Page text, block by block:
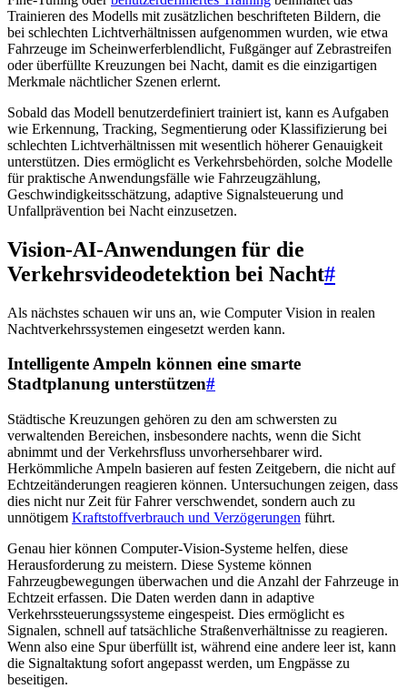
Trainieren des Modells mit zusätzlichen beschrifteten Bildern, die
bei schlechten Lichtverhältnissen aufgenommen wurden, wie etwa
Fahrzeuge im Scheinwerferblendlicht, Fußgänger auf Zebrastreifen
oder überfüllte Kreuzungen bei Nacht, damit es die einzigartigen
Merkmale nächtlicher Szenen erlernt.
Sobald das Modell benutzerdefiniert trainiert ist, kann es Aufgaben
wie Erkennung, Tracking, Segmentierung oder Klassifizierung bei
schlechten Lichtverhältnissen mit wesentlich höherer Genauigkeit
unterstützen. Dies ermöglicht es Verkehrsbehörden, solche Modelle
für praktische Anwendungsfälle wie Fahrzeugzählung,
Geschwindigkeitsschätzung, adaptive Signalsteuerung und
Unfallprävention bei Nacht einzusetzen.
Vision-AI-Anwendungen für die
Verkehrsvideodetektion bei Nacht#
Als nächstes schauen wir uns an, wie Computer Vision in realen
Nachtverkehrssystemen eingesetzt werden kann.
Intelligente Ampeln können eine smarte
Stadtplanung unterstützen#
Städtische Kreuzungen gehören zu den am schwersten zu
verwaltenden Bereichen, insbesondere nachts, wenn die Sicht
abnimmt und der Verkehrsfluss unvorhersehbarer wird.
Herkömmliche Ampeln basieren auf festen Zeitgebern, die nicht auf
Echtzeitänderungen reagieren können. Untersuchungen zeigen, dass
dies nicht nur Zeit für Fahrer verschwendet, sondern auch zu
unnötigem Kraftstoffverbrauch und Verzögerungen führt.
Genau hier können Computer-Vision-Systeme helfen, diese
Herausforderung zu meistern. Diese Systeme können
Fahrzeugbewegungen überwachen und die Anzahl der Fahrzeuge in
Echtzeit erfassen. Die Daten werden dann in adaptive
Verkehrssteuerungssysteme eingespeist. Dies ermöglicht es
Signalen, schnell auf tatsächliche Straßenverhältnisse zu reagieren.
Wenn also eine Spur überfüllt ist, während eine andere leer ist, kann
die Signaltaktung sofort angepasst werden, um Engpässe zu
beseitigen.